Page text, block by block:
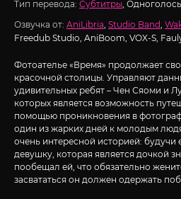
Тип перевода: Субтитры,
Озвучка от: AniLibria, Studio Band,
Freedub Studio, AniBoom, VOX-S,
Фотоателье «Время» продолжает
красочной столицы. Управляют
удивительных ребят – Чен Сяоми и
которых является возможность
помощью проникновения в
один из жарких дней к молодым
очень интересной историей:
девушку, которая является дочкой
пообещал ей, что обязательно
засвататься он должен одержать